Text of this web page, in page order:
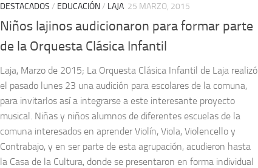
DESTACADOS / EDUCACIÓN/ LAJA 25 MARZO, 2015
Niños lajinos audicionaron para formar parte
de la Orquesta Clásica Infantil
Laja, Marzo de 2015; La Orquesta Clásica Infantil de Laja realizó
el pasado lunes 23 una audición para escolares de la comuna,
para invitarlos así a integrarse a este interesante proyecto
musical. Niñas y niños alumnos de diferentes escuelas de la
comuna interesados en aprender Violín, Viola, Violencello y
Contrabajo, y en ser parte de esta agrupación, acudieron hasta
la Casa de la Cultura, donde se presentaron en forma individual